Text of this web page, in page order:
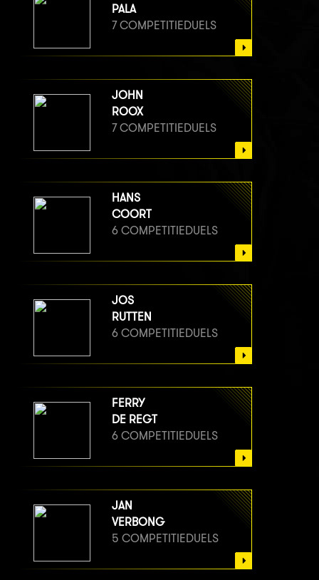
PALA
7 COMPETITIEDUELS
JOHN
ROOX
7 COMPETITIEDUELS
HANS
COORT
6 COMPETITIEDUELS
JOS
RUTTEN
6 COMPETITIEDUELS
FERRY
DE REGT
6 COMPETITIEDUELS
JAN
VERBONG
5 COMPETITIEDUELS